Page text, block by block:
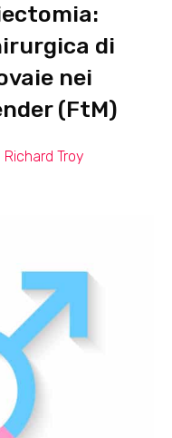
di
nei
(FtM)
Richard Troy